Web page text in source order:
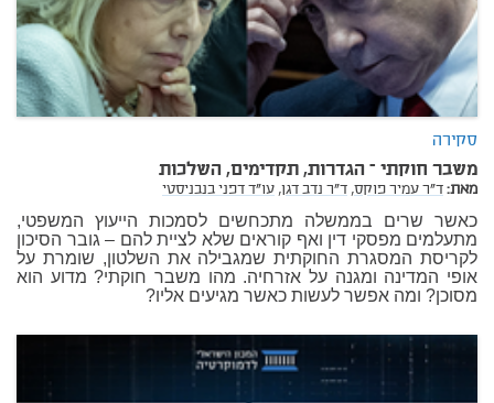
סקירה
משבר חוקתי – הגדרות, תקדימים, השלכות
מאת:ד"ר עמיר פוקס, ד"ר נדב דגן, עו"ד דפני בנבניסטי
כאשר שרים בממשלה מתכחשים לסמכות הייעוץ המשפטי,
מתעלמים מפסקי דין ואף קוראים שלא לציית להם – גובר הסיכון
לקריסת המסגרת החוקתית שמגבילה את השלטון, שומרת על
אופי המדינה ומגנה על אזרחיה. מהו משבר חוקתי? מדוע הוא
מסוכן? ומה אפשר לעשות כאשר מגיעים אליו?